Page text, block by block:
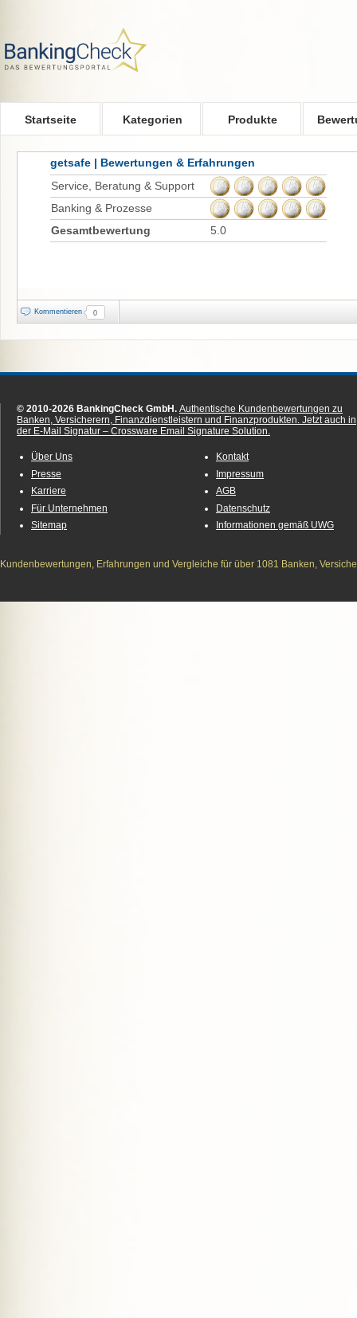
Startseite Kategorien Produkte
getsafe | Bewertungen & Erfahrungen
Service, Beratung & Support
Banking & Prozesse
Gesamtbewertung
5.0
Kommentieren 0
© 2010-2026 BankingCheck GmbH. Authentische Kundenbewertungen zu
Banken, Versicherern, Finanzdienstleistern und Finanzprodukten. Jetzt auch in
der E-Mail Signatur – Crossware Email Signature Solution.
Über Uns
Presse
Karriere
Für Unternehmen
Sitemap
Kontakt
Impressum
AGB
Datenschutz
Informationen gemäß UWG
Kundenbewertungen, Erfahrungen und Vergleiche für über 1081 Banken,